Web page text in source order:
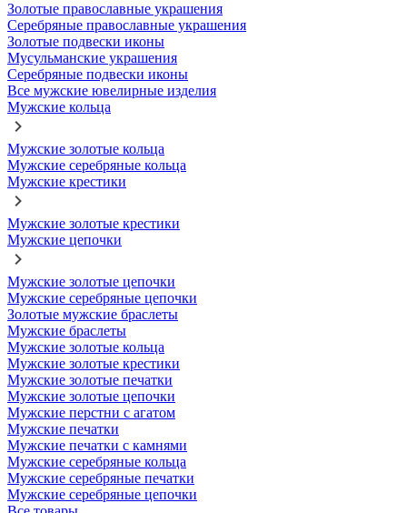
Золотые православные украшения
Серебряные православные украшения
Золотые подвески иконы
Мусульманские украшения
Серебряные подвески иконы
Все мужские ювелирные изделия
Мужские кольца
Мужские золотые кольца
Мужские серебряные кольца
Мужские крестики
Мужские золотые крестики
Мужские цепочки
Мужские золотые цепочки
Мужские серебряные цепочки
Золотые мужские браслеты
Мужские браслеты
Мужские золотые кольца
Мужские золотые крестики
Мужские золотые печатки
Мужские золотые цепочки
Мужские перстни с агатом
Мужские печатки
Мужские печатки с камнями
Мужские серебряные кольца
Мужские серебряные печатки
Мужские серебряные цепочки